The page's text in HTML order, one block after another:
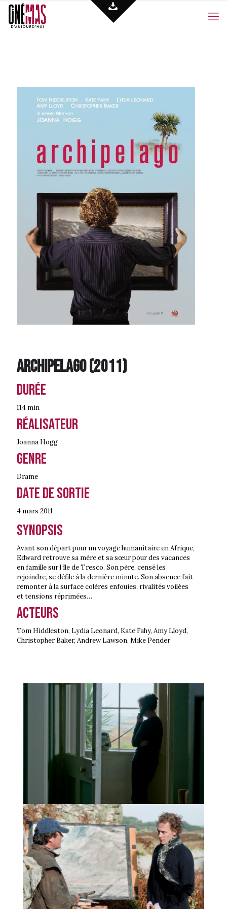
Archipelago(2011)
Durée
114 min
Réalisateur
Joanna Hogg
Genre
Drame
Date de sortie
4 mars 2011
Synopsis
Avant son départ pour un voyage humanitaire en Afrique,
Edward retrouve sa mère et sa sœur pour des vacances
en famille sur l’île de Tresco. Son père, censé les
rejoindre, se défile à la dernière minute. Son absence fait
remonter à la surface colères enfouies, rivalités voilées
et tensions réprimées…
Acteurs
Tom Hiddleston, Lydia Leonard, Kate Fahy, Amy Lloyd,
Christopher Baker, Andrew Lawson, Mike Pender